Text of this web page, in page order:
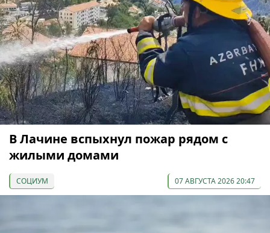
В Лачине вспыхнул пожар рядом с
жилыми домами
СОЦИУМ 07 АВГУСТА 2026 20:47